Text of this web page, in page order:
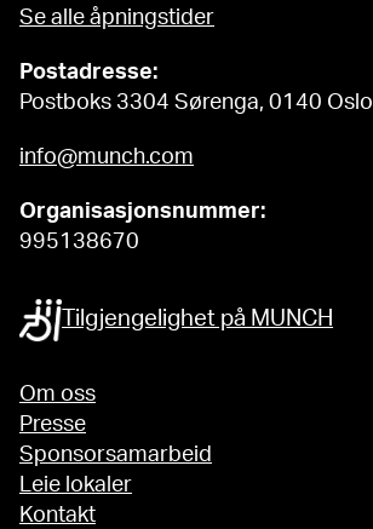
Se alle åpningstider
Postadresse:
Postboks 3304 Sørenga, 0140 Oslo
info@munch.com
Organisasjonsnummer:
995138670
Tilgjengelighet på MUNCH
Om oss
Presse
Sponsorsamarbeid
Leie lokaler
Kontakt